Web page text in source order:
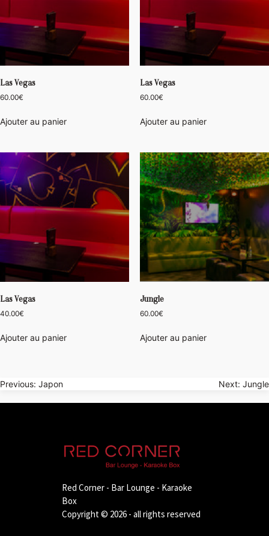
Las Vegas
60.00€
Ajouter au panier
Las Vegas
60.00€
Ajouter au panier
Las Vegas
40.00€
Ajouter au panier
Jungle
60.00€
Ajouter au panier
Navigation
de
Previous: Japon Next: Jungle
Red Corner - Bar Lounge - Karaoke
Box
Copyright © 2026 - all rights reserved